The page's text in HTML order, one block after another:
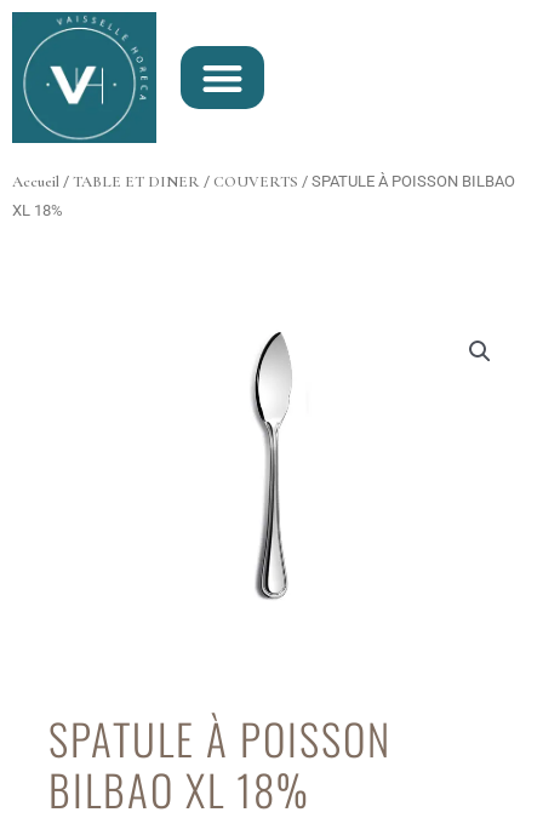
Aller
contenu
Accueil / TABLE ET DINER / COUVERTS / SPATULE À POISSON BILBAO
XL 18%
SPATULE À POISSON
BILBAO XL 18%